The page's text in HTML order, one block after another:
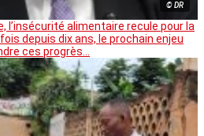
© DR
l’insécurité alimentaire recule pour la
depuis dix ans, le prochain enjeu
ces progrès…